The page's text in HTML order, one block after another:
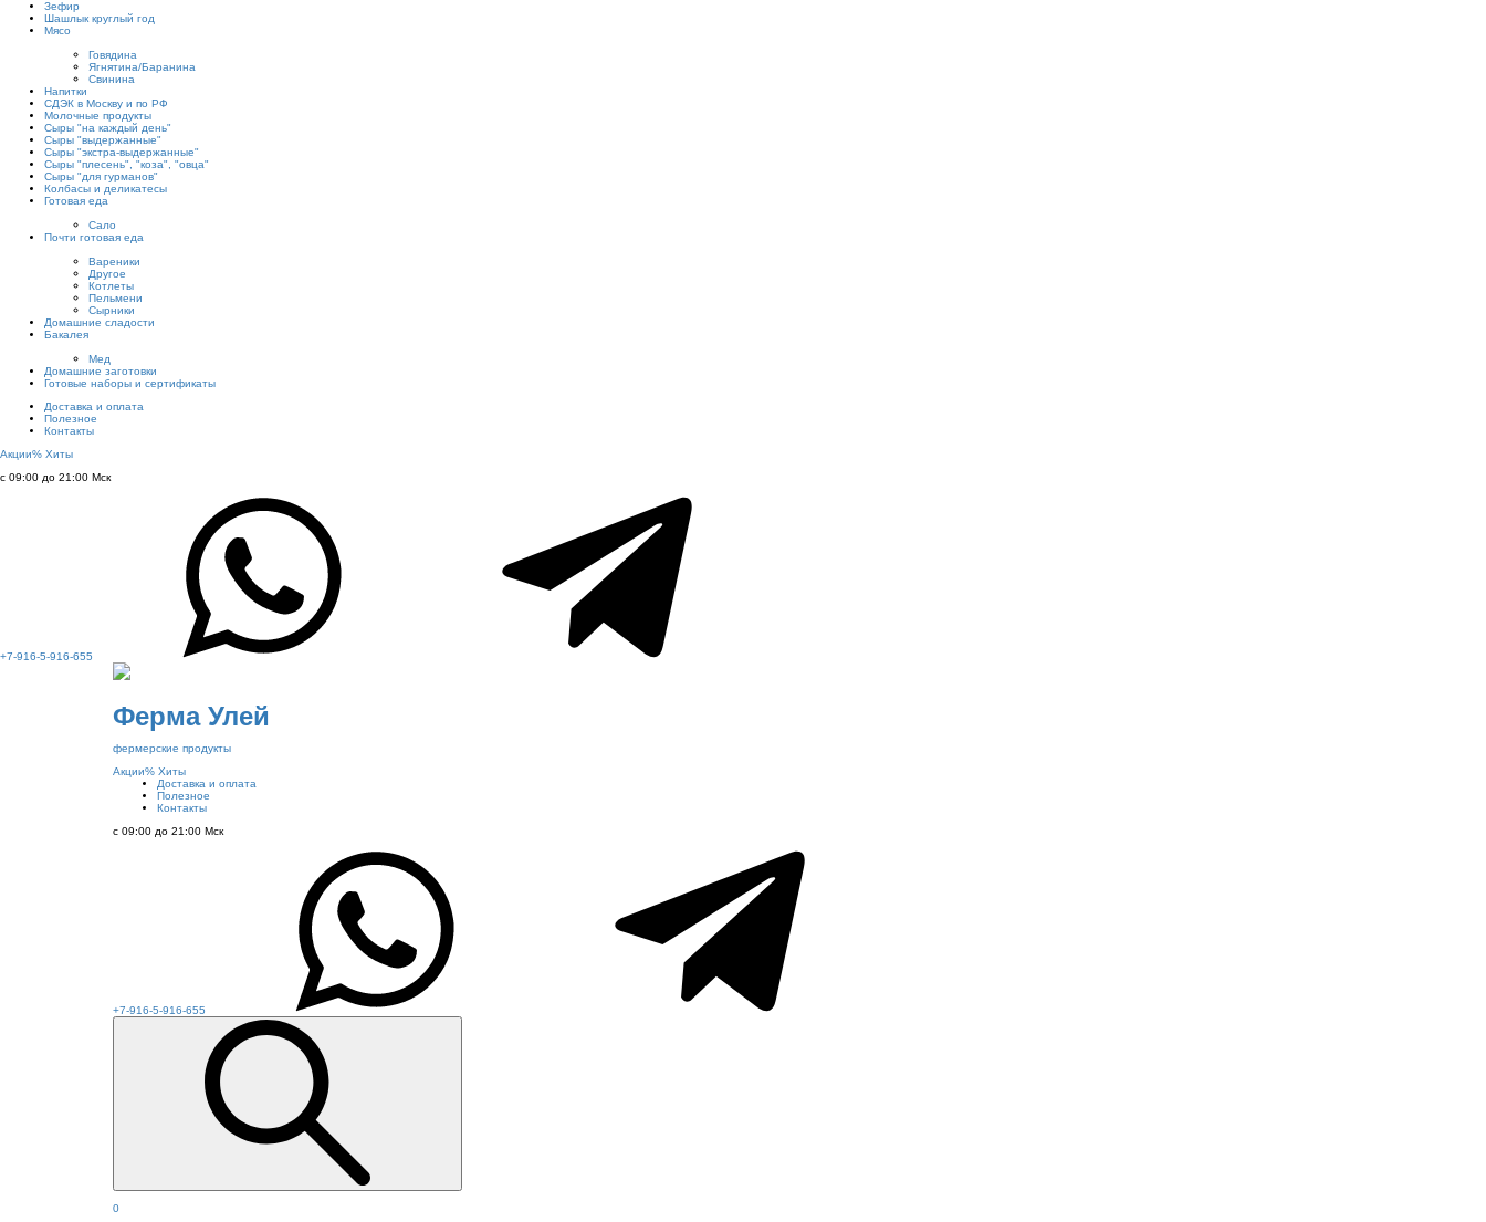
Зефир
Шашлык круглый год
Мясо
Говядина
Ягнятина/Баранина
Свинина
Напитки
СДЭК в Москву и по РФ
Молочные продукты
Сыры "на каждый день"
Сыры "выдержанные"
Сыры "экстра-выдержанные"
Сыры "плесень", "коза", "овца"
Сыры "для гурманов"
Колбасы и деликатесы
Готовая еда
Сало
Почти готовая еда
Вареники
Другое
Котлеты
Пельмени
Сырники
Домашние сладости
Бакалея
Мед
Домашние заготовки
Готовые наборы и сертификаты
Доставка и оплата
Полезное
Контакты
Акции% Хиты
с 09:00 до 21:00 Мск
+7-916-5-916-655
Ферма Улей
фермерские продукты
Акции% Хиты
Доставка и оплата
Полезное
Контакты
с 09:00 до 21:00 Мск
+7-916-5-916-655
0